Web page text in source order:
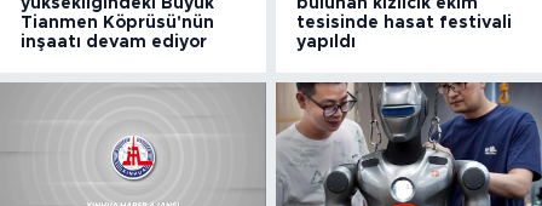
Tianmen Köprüsü'nün
inşaatı devam ediyor
tesisinde hasat festivali
yapıldı